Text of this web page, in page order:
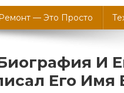
— Это Просто
И
Его Имя